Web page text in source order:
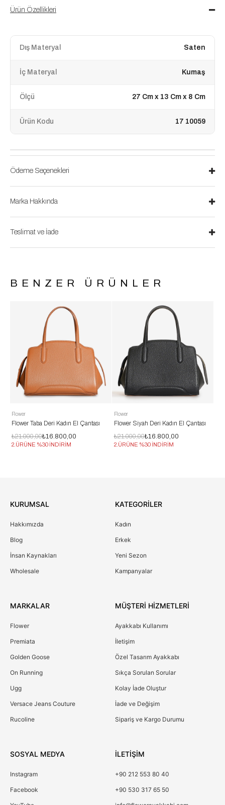
Ürün Özellikleri
Dış Materyal Saten
İç Materyal Kumaş
Ölçü 27 Cm x 13 Cm x 8 Cm
Ürün Kodu 17 10059
Ödeme Seçenekleri
Marka Hakkında
Teslimat ve İade
BENZER ÜRÜNLER
Flower
Flower Taba Deri Kadın El Çantası
₺16.800,00
₺21.000,00
2.ÜRÜNE %30 İNDİRİM
Flower
Flower Siyah Deri Kadın El Çantası
₺16.800,00
₺21.000,00
2.ÜRÜNE %30 İNDİRİM
KURUMSAL
Hakkımızda
Blog
İnsan Kaynakları
Wholesale
KATEGORİLER
Kadın
Erkek
Yeni Sezon
Kampanyalar
MARKALAR
Flower
Premiata
Golden Goose
On Running
Ugg
Versace Jeans Couture
Rucoline
MÜŞTERİ HİZMETLERİ
Ayakkabı Kullanımı
İletişim
Özel Tasarım Ayakkabı
Sıkça Sorulan Sorular
Kolay İade Oluştur
İade ve Değişim
Sipariş ve Kargo Durumu
SOSYAL MEDYA
Instagram
Facebook
İLETİŞİM
+90 212 553 80 40
+90 530 317 65 50